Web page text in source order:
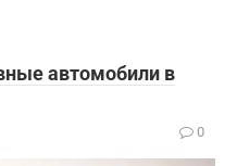
автомобили в
0